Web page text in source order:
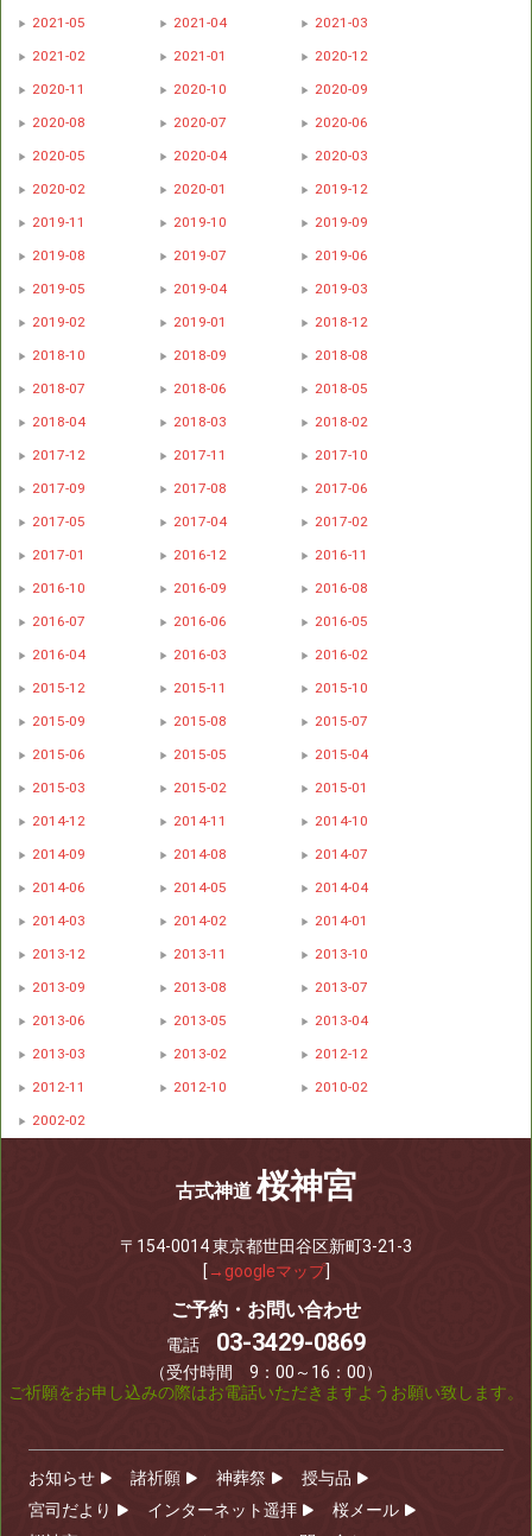
2021-05
2021-04
2021-03
2021-02
2021-01
2020-12
2020-11
2020-10
2020-09
2020-08
2020-07
2020-06
2020-05
2020-04
2020-03
2020-02
2020-01
2019-12
2019-11
2019-10
2019-09
2019-08
2019-07
2019-06
2019-05
2019-04
2019-03
2019-02
2019-01
2018-12
2018-10
2018-09
2018-08
2018-07
2018-06
2018-05
2018-04
2018-03
2018-02
2017-12
2017-11
2017-10
2017-09
2017-08
2017-06
2017-05
2017-04
2017-02
2017-01
2016-12
2016-11
2016-10
2016-09
2016-08
2016-07
2016-06
2016-05
2016-04
2016-03
2016-02
2015-12
2015-11
2015-10
2015-09
2015-08
2015-07
2015-06
2015-05
2015-04
2015-03
2015-02
2015-01
2014-12
2014-11
2014-10
2014-09
2014-08
2014-07
2014-06
2014-05
2014-04
2014-03
2014-02
2014-01
2013-12
2013-11
2013-10
2013-09
2013-08
2013-07
2013-06
2013-05
2013-04
2013-03
2013-02
2012-12
2012-11
2012-10
2010-02
2002-02
古式神道 桜神宮
〒154-0014 東京都世田谷区新町3-21-3
[ →googleマップ]
ご予約・お問い合わせ
電話 03-3429-0869
（受付時間 9：00～16：00）
ご祈願をお申し込みの際はお電話いただきますようお願い致します。
お知らせ 諸祈願 神葬祭
授与品
宮司だより
インターネット遥拝
桜メール